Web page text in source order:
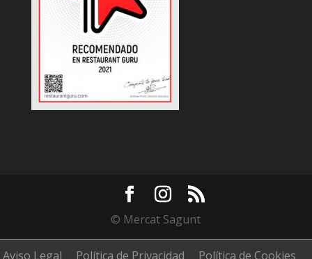
© Mercat Sagunt
Aviso Legal Política de Privacidad Política de Cookies